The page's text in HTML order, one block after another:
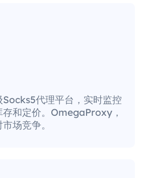
代理平台，实时监控
存和定价。OmegaProxy，
场竞争。